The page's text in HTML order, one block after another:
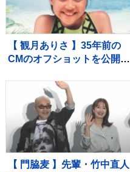
【 観月ありさ 】35年前の
CMのオフショットを公開
「まさに伝説の少女」思い
出続々 歌手デビュー35周
年を記念
【 門脇麦 】先輩・竹中直人